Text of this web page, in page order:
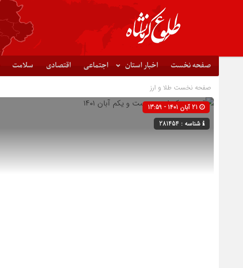
صفحه نخست اخبار استان اجتماعی اقتصادی سلامت
صفحه نخست طلا و ارز
شناسه : 281454